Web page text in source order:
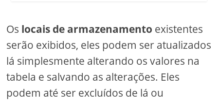
Os locais de armazenamento existentes
serão exibidos, eles podem ser atualizados
lá simplesmente alterando os valores na
tabela e salvando as alterações. Eles
podem até ser excluídos de lá ou